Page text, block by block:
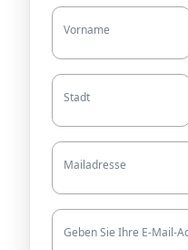
Vorname
Stadt
Mailadresse
Geben Sie Ihre E-Mail-